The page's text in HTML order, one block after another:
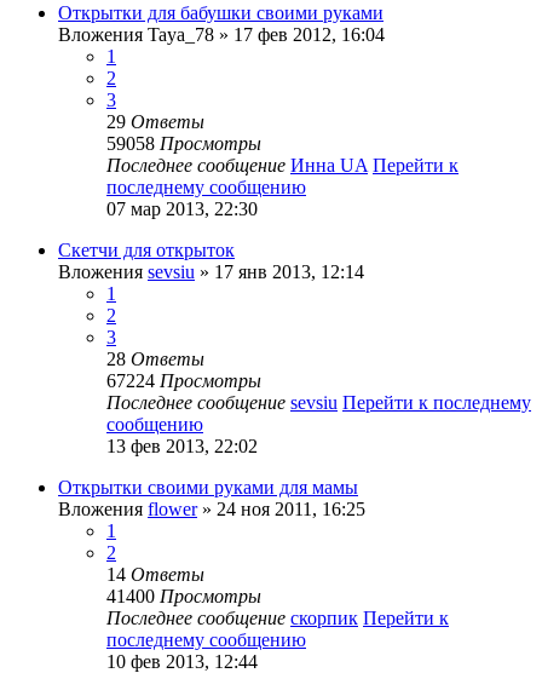
Открытки для бабушки своими руками
Вложения Taya_78 » 17 фев 2012, 16:04
1
2
3
29 Ответы
59058 Просмотры
Последнее сообщение Инна UA Перейти к
последнему сообщению
07 мар 2013, 22:30
Скетчи для открыток
Вложения sevsiu » 17 янв 2013, 12:14
1
2
3
28 Ответы
67224 Просмотры
Последнее сообщение sevsiu Перейти к последнему
сообщению
13 фев 2013, 22:02
Открытки своими руками для мамы
Вложения flower» 24 ноя 2011, 16:25
1
2
14 Ответы
41400 Просмотры
Последнее сообщение скорпик Перейти к
последнему сообщению
10 фев 2013, 12:44